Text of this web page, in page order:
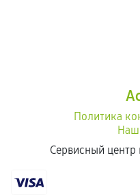
Политика
Сервисный